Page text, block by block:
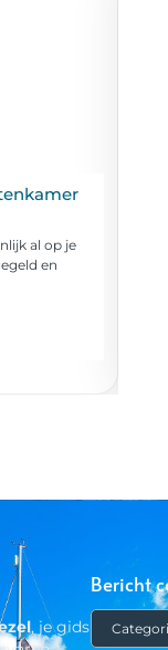
al op je
en
, je gids
Bericht